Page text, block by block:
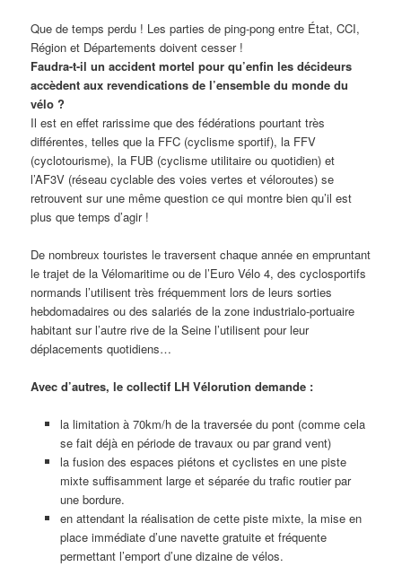
Que de temps perdu ! Les parties de ping-pong entre État, CCI,
Région et Départements doivent cesser !
Faudra-t-il un accident mortel pour qu’enfin les décideurs
accèdent aux revendications de l’ensemble du monde du
vélo ?
Il est en effet rarissime que des fédérations pourtant très
différentes, telles que la FFC (cyclisme sportif), la FFV
(cyclotourisme), la FUB (cyclisme utilitaire ou quotidien) et
l’AF3V (réseau cyclable des voies vertes et véloroutes) se
retrouvent sur une même question ce qui montre bien qu’il est
plus que temps d’agir !
De nombreux touristes le traversent chaque année en empruntant
le trajet de la Vélomaritime ou de l’Euro Vélo 4, des cyclosportifs
normands l’utilisent très fréquemment lors de leurs sorties
hebdomadaires ou des salariés de la zone industrialo-portuaire
habitant sur l’autre rive de la Seine l’utilisent pour leur
déplacements quotidiens…
Avec d’autres, le collectif LH Vélorution demande :
la limitation à 70km/h de la traversée du pont (comme cela
se fait déjà en période de travaux ou par grand vent)
la fusion des espaces piétons et cyclistes en une piste
mixte suffisamment large et séparée du trafic routier par
une bordure.
en attendant la réalisation de cette piste mixte, la mise en
place immédiate d’une navette gratuite et fréquente
permettant l’emport d’une dizaine de vélos.